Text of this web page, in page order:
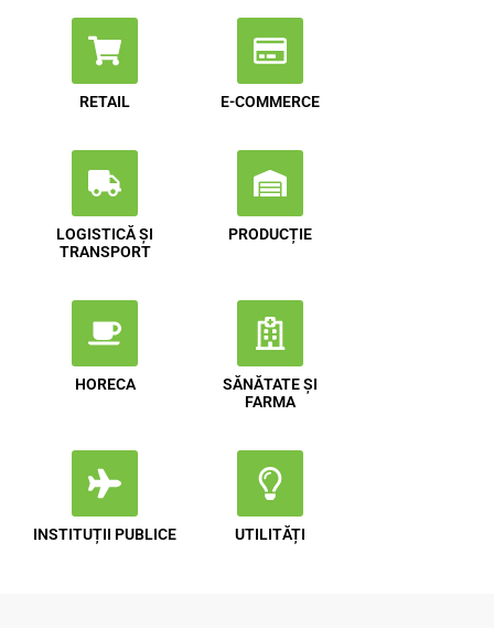
RETAIL E-COMMERCE
LOGISTICĂ ȘI
TRANSPORT
PRODUCȚIE
HORECA
SĂNĂTATE ȘI
FARMA
INSTITUȚII PUBLICE UTILITĂȚI